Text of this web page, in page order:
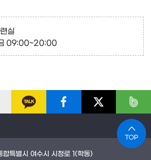
실
09:00~20:00
TOP
특별시 여수시 시청로 1(학동)